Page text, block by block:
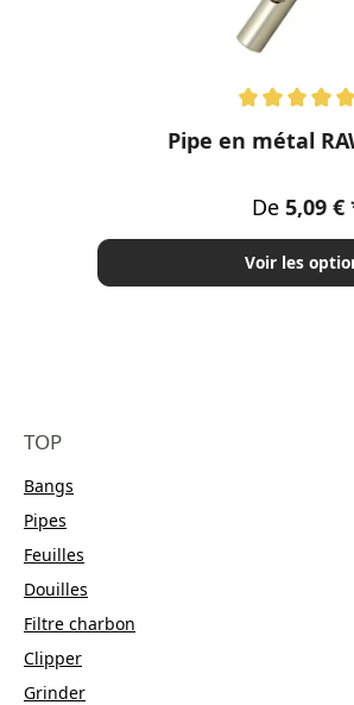
Note moyenne de 5 sur 5
Pipe en métal
Prix
De 5,09 €
Voir les
TOP
Bangs
Pipes
Feuilles
Douilles
Filtre charbon
Clipper
Grinder